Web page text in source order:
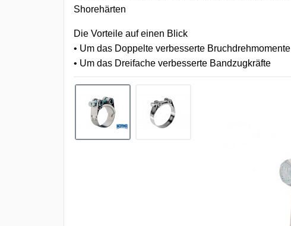
Shorehärten
Die Vorteile auf einen Blick
• Um das Doppelte verbesserte Bruchdrehmomente
• Um das Dreifache verbesserte Bandzugkräfte